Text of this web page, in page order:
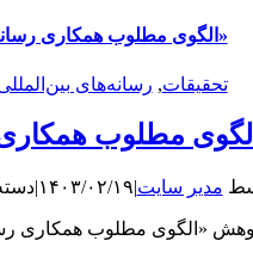
«الگوی مطلوب همکاری
تحقیقات, رسانه‌های
مطلوب همکاری
مدیر سایت|۱۴۰۳/۰۲/۱۹|
«الگوی مطلوب همکاری